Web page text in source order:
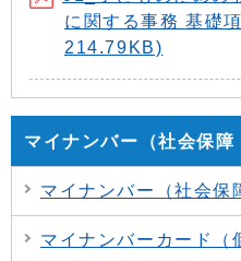
に関する事務 基礎
214.79KB)
マイナンバー（社会保障
マイナンバー（社会保
マイナンバーカード（